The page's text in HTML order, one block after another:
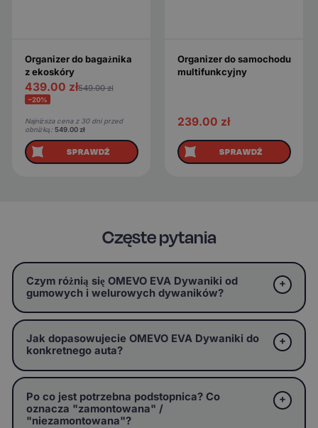
Organizer do bagażnika
z ekoskóry
439.00 zł549.00zł
−20%
Najniższa cena z 30 dni przed
obniżką: 549.00zł
SPRAWDŹ
Organizer do samochodu
multifunkcyjny
239.00 zł
SPRAWDŹ
Częste pytania
Czym różnią się OMEVO EVA Dywaniki od
gumowych i welurowych dywaników?
Jak dopasowujecie OMEVO EVA Dywaniki do
konkretnego auta?
Po co jest potrzebna podstopnica? Co
oznacza "zamontowana" /
"niezamontowana"?